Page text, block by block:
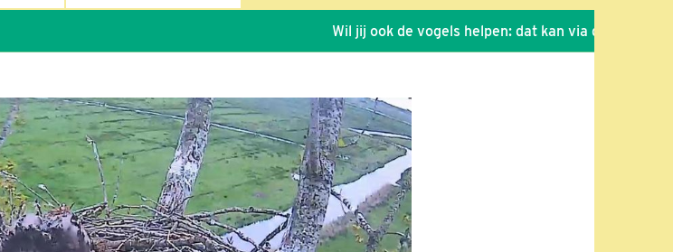
Wil jij ook de vogels helpen: dat kan via de link!